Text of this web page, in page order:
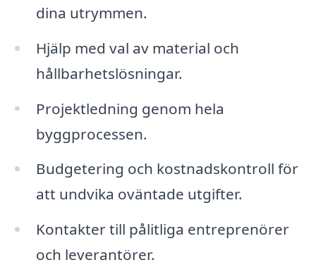
dina utrymmen.
Hjälp med val av material och
hållbarhetslösningar.
Projektledning genom hela
byggprocessen.
Budgetering och kostnadskontroll för
att undvika oväntade utgifter.
Kontakter till pålitliga entreprenörer
och leverantörer.